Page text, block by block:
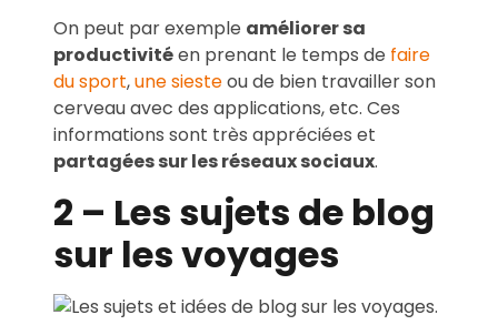
On peut par exemple améliorer sa
productivitéen prenant le temps de faire
du sport,une siesteou de bien travailler son
cerveau avec des applications, etc. Ces
informations sont très appréciées et
partagées sur les réseaux sociaux.
2 – Les sujets de blog
sur les voyages